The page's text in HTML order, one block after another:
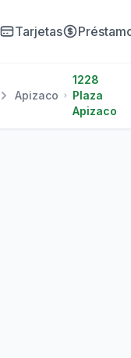
Tarjetas
Apizaco
1228
Plaza
Apizaco